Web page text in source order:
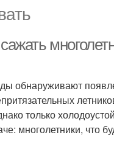
обнаруживают
только
многолетники, что